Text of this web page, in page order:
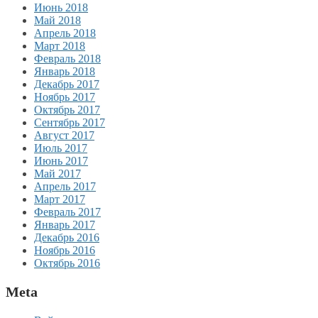
Июнь 2018
Май 2018
Апрель 2018
Март 2018
Февраль 2018
Январь 2018
Декабрь 2017
Ноябрь 2017
Октябрь 2017
Сентябрь 2017
Август 2017
Июль 2017
Июнь 2017
Май 2017
Апрель 2017
Март 2017
Февраль 2017
Январь 2017
Декабрь 2016
Ноябрь 2016
Октябрь 2016
Meta